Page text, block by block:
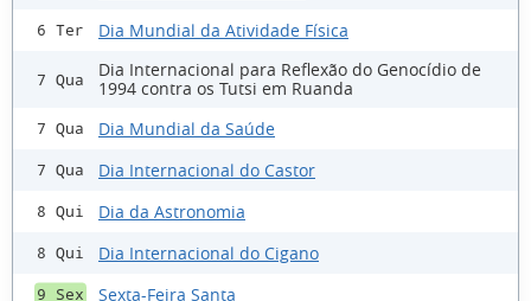
6 Ter Dia Mundial da Atividade Física
7 Qua
Dia Internacional para Reflexão do Genocídio de
1994 contra os Tutsi em Ruanda
7 Qua Dia Mundial da Saúde
7 Qua Dia Internacional do Castor
8 Qui Dia da Astronomia
8 Qui Dia Internacional do Cigano
9 Sex Sexta-Feira Santa